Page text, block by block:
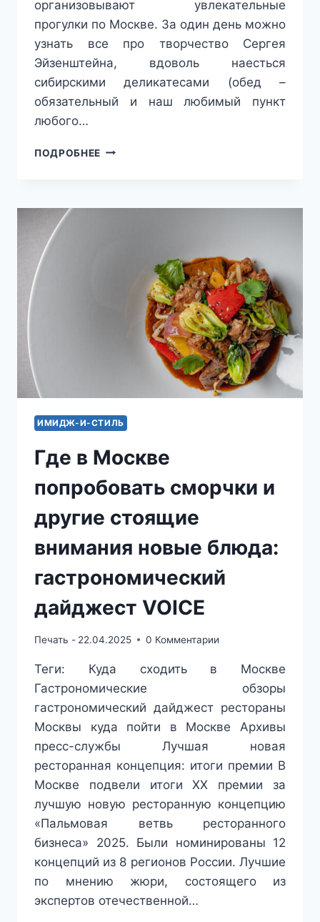
организовывают увлекательные
прогулки по Москве. За один день можно
узнать все про творчество Сергея
Эйзенштейна, вдоволь наесться
сибирскими деликатесами (обед –
обязательный и наш любимый пункт
любого…
ПОДРОБНЕЕ НЕОБЫЧНЫЕ
ИМИДЖ-И-СТИЛЬ
Где в Москве
попробовать сморчки и
другие стоящие
внимания новые блюда:
гастрономический
дайджест VOICE
Печать - 22.04.2025 0 Комментарии
Теги: Куда сходить в Москве
Гастрономические обзоры
гастрономический дайджест рестораны
Москвы куда пойти в Москве Архивы
пресс-службы Лучшая новая
ресторанная концепция: итоги премии В
Москве подвели итоги ХХ премии за
лучшую новую ресторанную концепцию
«Пальмовая ветвь ресторанного
бизнеса» 2025. Были номинированы 12
концепций из 8 регионов России. Лучшие
по мнению жюри, состоящего из
экспертов отечественной…